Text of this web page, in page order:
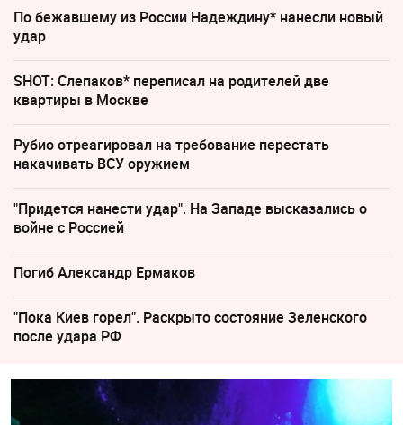
По бежавшему из России Надеждину* нанесли новый
удар
SHOT: Слепаков* переписал на родителей две
квартиры в Москве
Рубио отреагировал на требование перестать
накачивать ВСУ оружием
"Придется нанести удар". На Западе высказались о
войне с Россией
Погиб Александр Ермаков
"Пока Киев горел". Раскрыто состояние Зеленского
после удара РФ